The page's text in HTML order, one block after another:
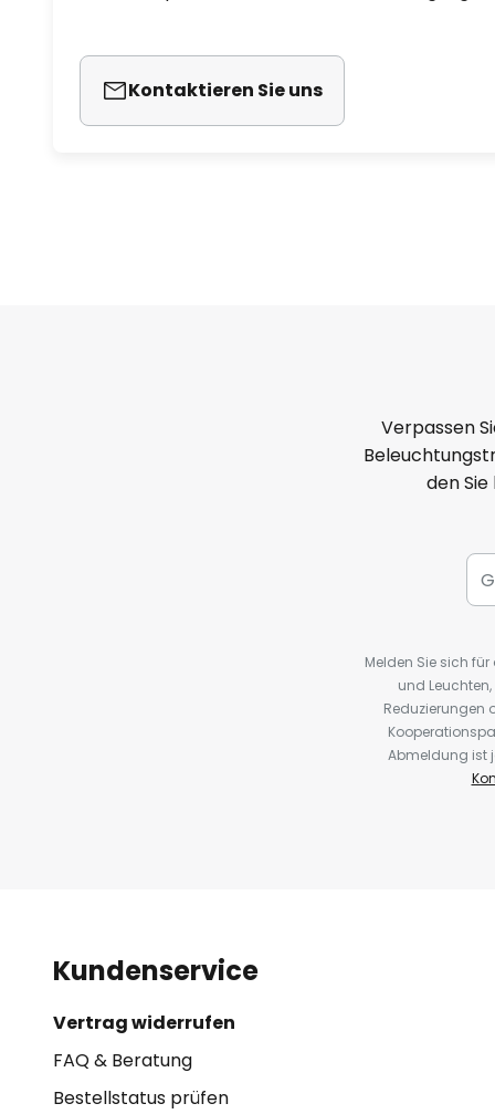
Kontaktieren Sie uns
Verpassen
den
Melden Sie sich
und
Reduzierungen
Abmeldung ist
Kundenservice
Vertrag widerrufen
FAQ & Beratung
Bestellstatus prüfen